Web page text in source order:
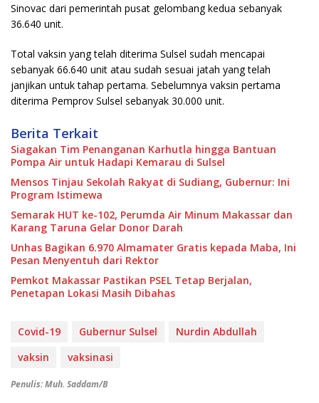
Sinovac dari pemerintah pusat gelombang kedua sebanyak
36.640 unit.
Total vaksin yang telah diterima Sulsel sudah mencapai
sebanyak 66.640 unit atau sudah sesuai jatah yang telah
janjikan untuk tahap pertama. Sebelumnya vaksin pertama
diterima Pemprov Sulsel sebanyak 30.000 unit.
Berita Terkait
Siagakan Tim Penanganan Karhutla hingga Bantuan
Pompa Air untuk Hadapi Kemarau di Sulsel
Mensos Tinjau Sekolah Rakyat di Sudiang, Gubernur: Ini
Program Istimewa
Semarak HUT ke-102, Perumda Air Minum Makassar dan
Karang Taruna Gelar Donor Darah
Unhas Bagikan 6.970 Almamater Gratis kepada Maba, Ini
Pesan Menyentuh dari Rektor
Pemkot Makassar Pastikan PSEL Tetap Berjalan,
Penetapan Lokasi Masih Dibahas
Covid-19 Gubernur Sulsel
Nurdin Abdullah
vaksin
vaksinasi
Penulis: Muh. Saddam/B